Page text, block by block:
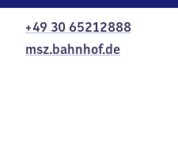
+49 30 65212888
msz.bahnhof.de